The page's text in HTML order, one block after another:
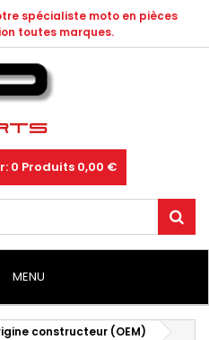
spécialiste moto en pièces
toutes marques.
0 Produits 0,00 €
MENU
constructeur (OEM)